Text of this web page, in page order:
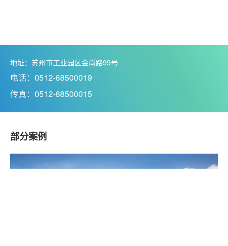
地址：苏州市工业园区金尚路99号
电话：0512-68500019
传真：0512-68500015
部分案例